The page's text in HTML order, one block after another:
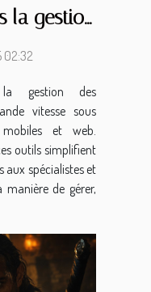
la gestion
02:32
gestion des
vitesse sous
et web.
outils simplifient
aux spécialistes et
de gérer,